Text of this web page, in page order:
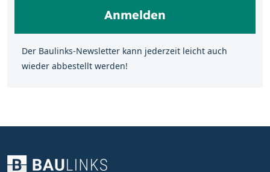
Der Baulinks-Newsletter kann jeder­zeit leicht auch
wieder ab­bestellt werden!